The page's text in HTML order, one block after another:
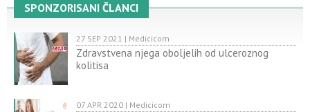
SPONZORISANI ČLANCI
27 SEP 2021 | Medicicom
Zdravstvena njega oboljelih od ulceroznog
kolitisa
07 APR 2020 | Medicicom